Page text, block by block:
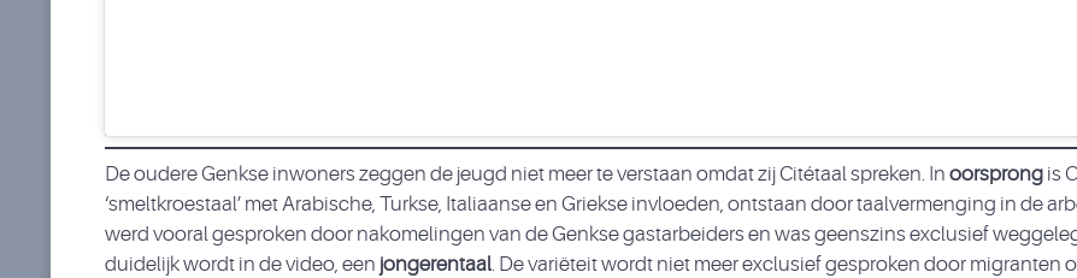
De oudere Genkse inwoners zeggen de jeugd niet meer te verstaan omdat zij Citétaal spreken. In oorsprong is
‘smeltkroestaal’ met Arabische, Turkse, Italiaanse en Griekse invloeden, ontstaan door taalvermenging in de
werd vooral gesproken door nakomelingen van de Genkse gastarbeiders en was geenszins exclusief
duidelijk wordt in de video, een jongerentaal. De variëteit wordt niet meer exclusief gesproken door migranten